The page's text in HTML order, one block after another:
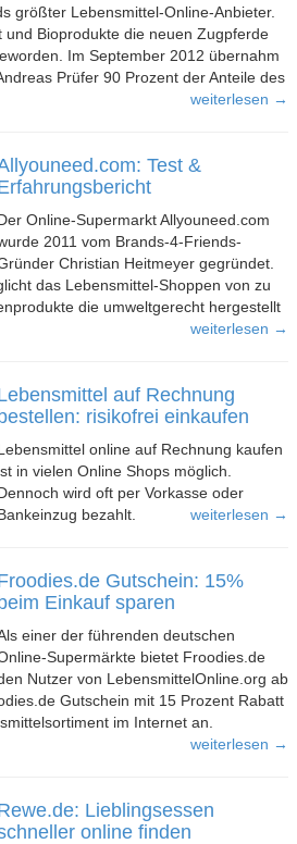
größter Lebensmittel-Online-Anbieter.
und Bioprodukte die neuen Zugpferde
Im September 2012 übernahm
Prüfer 90 Prozent der Anteile des
weiterlesen →
Test &
Online-Supermarkt Allyouneed.com
2011 vom Brands-4-Friends-
Christian Heitmeyer gegründet.
das Lebensmittel-Shoppen von zu
die umweltgerecht hergestellt
weiterlesen →
auf Rechnung
risikofrei einkaufen
online auf Rechnung kaufen
in vielen Online Shops möglich.
wird oft per Vorkasse oder
bezahlt.
weiterlesen →
Gutschein: 15%
Einkauf sparen
einer der führenden deutschen
Supermärkte bietet Froodies.de
Nutzer von LebensmittelOnline.org ab
Gutschein mit 15 Prozent Rabatt
im Internet an.
weiterlesen →
Lieblingsessen
online finden